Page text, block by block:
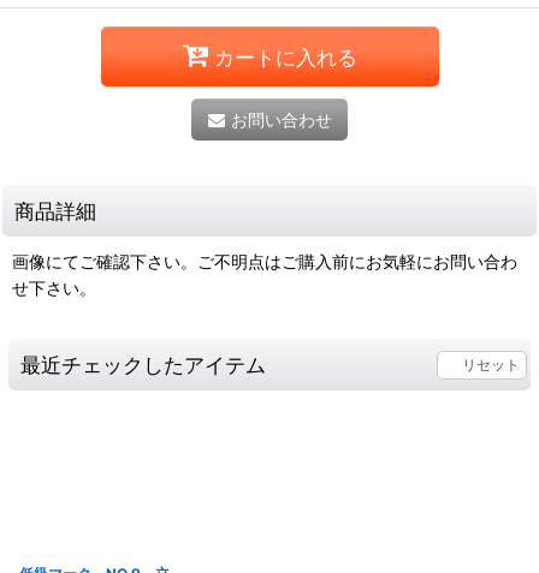
カートに入れる
お問い合わせ
商品詳細
画像にてご確認下さい。ご不明点はご購入前にお気軽にお問い合わ
せ下さい。
最近チェックしたアイテム リセット